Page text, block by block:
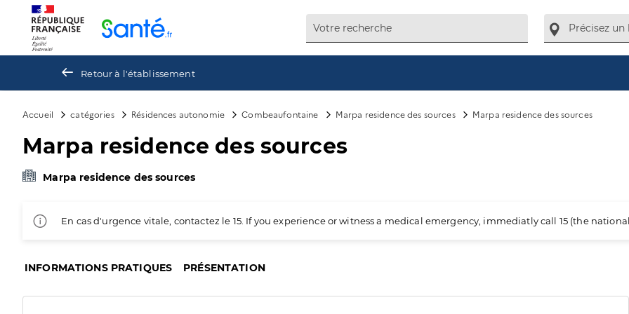
Retour à l'établissement
Accueil catégories Résidences autonomie Combeaufontaine Marpa residence des sources Marpa residence des sources
Marpa residence des sources
Marpa residence des sources
En cas d'urgence vitale, contactez le 15. If you experience or witness a medical emergency, immediatly call 15 (the
INFORMATIONS PRATIQUES PRÉSENTATION
Panneau de gestion des cookies